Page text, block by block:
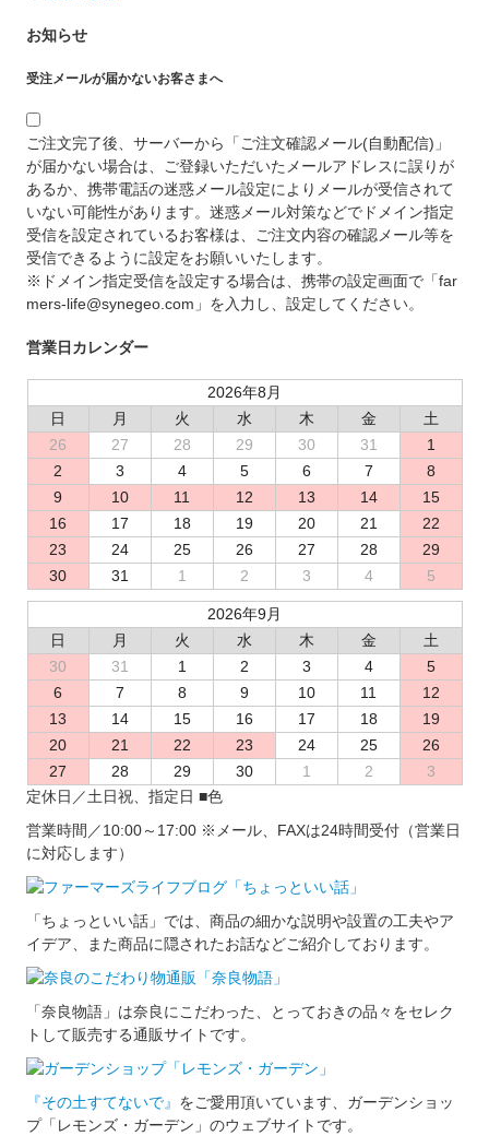
お知らせ
受注メールが届かないお客さまへ
ご注文完了後、サーバーから「ご注文確認メール(自動配信)」
が届かない場合は、ご登録いただいたメールアドレスに誤りが
あるか、携帯電話の迷惑メール設定によりメールが受信されて
いない可能性があります。迷惑メール対策などでドメイン指定
受信を設定されているお客様は、ご注文内容の確認メール等を
受信できるように設定をお願いいたします。
※ドメイン指定受信を設定する場合は、携帯の設定画面で「far
mers-life@synegeo.com」を入力し、設定してください。
営業日カレンダー
2026年8月
日
月 火 水 木 金
土
26
27 28 29 30 31
1
2
3 4 5 6 7
8
9
10 11 12 13 14
15
16
17 18 19 20 21
22
23
24 25 26 27 28
29
30
31 1 2 3 4 5
2026年9月
日
月 火 水 木 金
土
30
31 1 2 3 4
5
6
7 8 9 10 11
12
13
14 15 16 17 18
19
20
21 22 23 24 25
26
27
28 29 30 1 2
3
定休日／土日祝、指定日■色
営業時間／10:00～17:00 ※メール、FAXは24時間受付（営業日
に対応します）
「ちょっといい話」では、商品の細かな説明や設置の工夫やア
イデア、また商品に隠されたお話などご紹介しております。
「奈良物語」は奈良にこだわった、とっておきの品々をセレク
トして販売する通販サイトです。
『その土すてないで』 をご愛用頂いています、ガーデンショッ
プ「レモンズ・ガーデン」のウェブサイトです。